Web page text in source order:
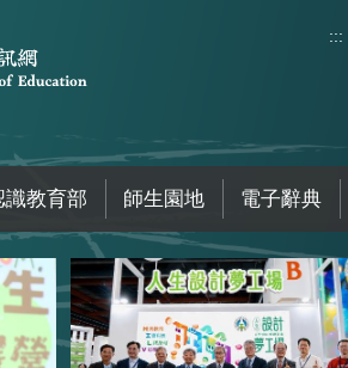
:::
識教育部 師生園地 電子辭典